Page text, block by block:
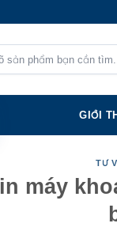
GIỚI
TƯ
máy